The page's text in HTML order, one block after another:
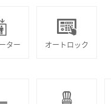
ター オートロック